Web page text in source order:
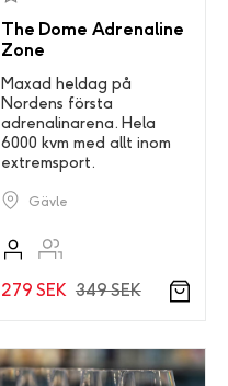
The Dome Adrenaline
Zone
Maxad heldag på
Nordens första
adrenalinarena. Hela
6000 kvm med allt inom
extremsport.
Gävle
279 SEK 349 SEK